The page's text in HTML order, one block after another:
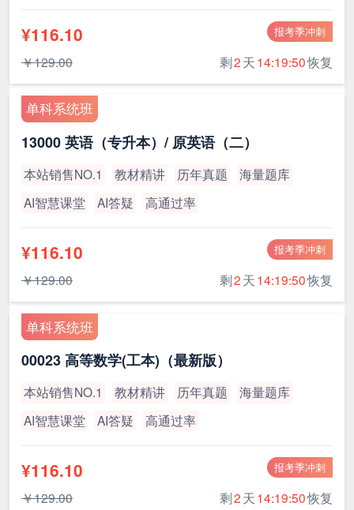
报考季冲刺
¥116.10
￥129.00 剩2天14:19:49恢复
单科系统班
13000 英语（专升本）/ 原英语（二）
本站销售NO.1 教材精讲 历年真题
海量题库
AI智慧课堂
AI答疑 高通过率
报考季冲刺
¥116.10
￥129.00 剩2天14:19:49恢复
单科系统班
00023 高等数学(工本)（最新版）
本站销售NO.1 教材精讲 历年真题
海量题库
AI智慧课堂
AI答疑 高通过率
报考季冲刺
¥116.10
￥129.00 剩2天14:19:49恢复